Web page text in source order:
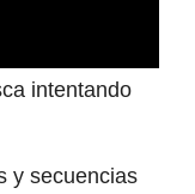
intentando
y secuencias